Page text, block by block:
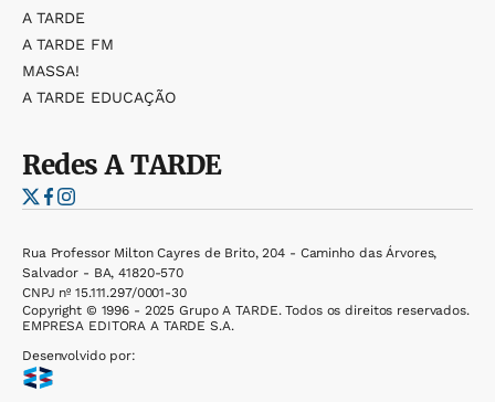
A TARDE
A TARDE FM
MASSA!
A TARDE EDUCAÇÃO
RedesA TARDE
Rua Professor Milton Cayres de Brito, 204 - Caminho das Árvores,
Salvador - BA, 41820-570
CNPJ nº 15.111.297/0001-30
Copyright © 1996 - 2025 Grupo A TARDE. Todos os direitos reservados.
EMPRESA EDITORA A TARDE S.A.
Desenvolvido por: